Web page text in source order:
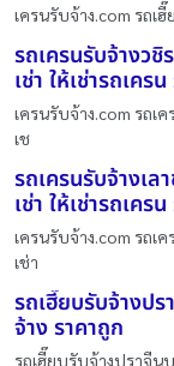
เครนรับจ้าง.com รถเ
รถเครนรับจ้างวชิ
เช่า ให้เช่ารถเคร
เครนรับจ้าง.com รถเ
เช
รถเครนรับจ้างเล
เช่า ให้เช่ารถเคร
เครนรับจ้าง.com รถเ
เช่า
รถเฮี๊ยบรับจ้างป
จ้าง ราคาถูก
รถเฮี๊ยบรับจ้างปราจีน